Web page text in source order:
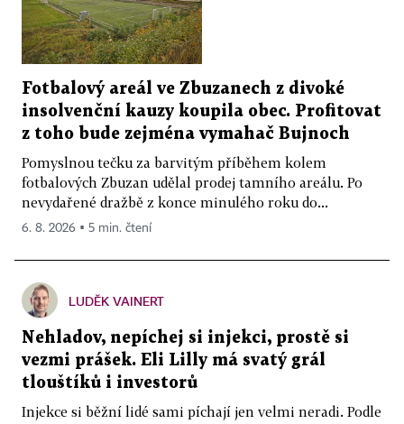
Fotbalový areál ve Zbuzanech z divoké
insolvenční kauzy koupila obec. Profitovat
z toho bude zejména vymahač Bujnoch
Pomyslnou tečku za barvitým příběhem kolem
fotbalových Zbuzan udělal prodej tamního areálu. Po
nevydařené dražbě z konce minulého roku do...
6. 8. 2026 ▪ 5 min. čtení
LUDĚK VAINERT
Nehladov, nepíchej si injekci, prostě si
vezmi prášek. Eli Lilly má svatý grál
tlouštíků i investorů
Injekce si běžní lidé sami píchají jen velmi neradi. Podle